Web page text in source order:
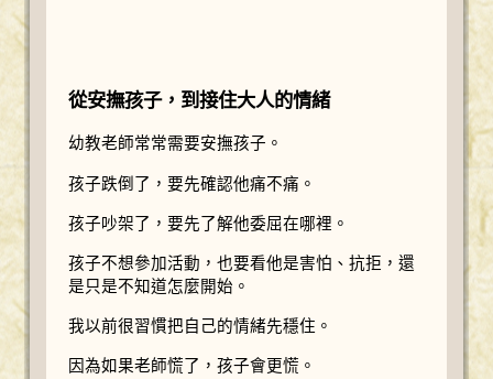
從安撫孩子，到接住大人的情緒
幼教老師常常需要安撫孩子。
孩子跌倒了，要先確認他痛不痛。
孩子吵架了，要先了解他委屈在哪裡。
孩子不想參加活動，也要看他是害怕、抗拒，還
是只是不知道怎麼開始。
我以前很習慣把自己的情緒先穩住。
因為如果老師慌了，孩子會更慌。